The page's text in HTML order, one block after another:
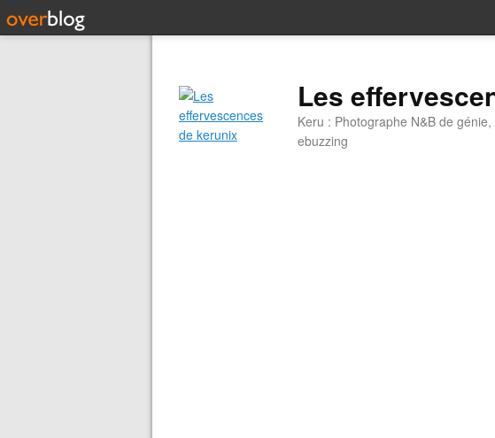
Les
Keru : Photographe N&B de
ebuzzing